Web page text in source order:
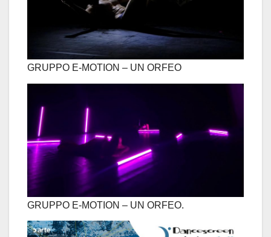
GRUPPO E-MOTION – UN ORFEO
GRUPPO E-MOTION – UN ORFEO.